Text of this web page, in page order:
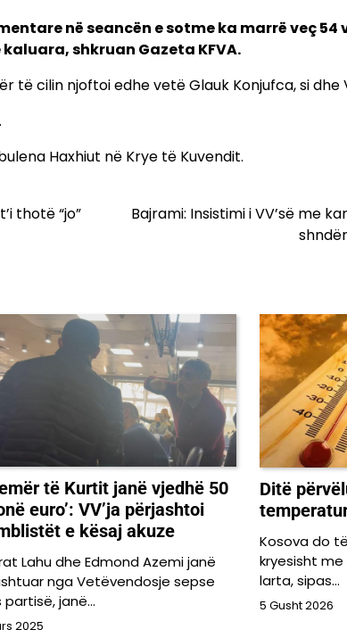
në seancën e sotme ka marrë veç
shkruan Gazeta KFVA.
të cilin njoftoi edhe vetë Glauk Konjufca, si dhe
Haxhiut në Krye të Kuvendit.
thotë “jo”
Bajrami: Insistimi i VV’së me
emër të Kurtit janë vjedhë 50
euro’: VV’ja përjashtoi
e kësaj akuze
Lahu dhe Edmond Azemi janë
nga Vetëvendosje sepse
partisë, janë…
2025
Ditë
Kosova do
kryesisht
larta, sipas…
5 Gusht 2026